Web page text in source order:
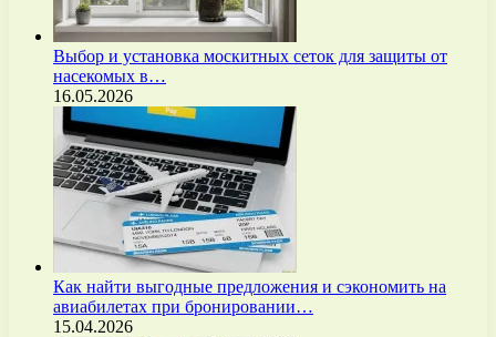
Выбор и установка москитных сеток для защиты от
насекомых в…
16.05.2026
Как найти выгодные предложения и сэкономить на
авиабилетах при бронировании…
15.04.2026